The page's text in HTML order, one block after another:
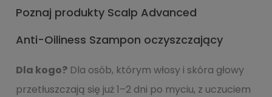
Poznaj produkty Scalp Advanced
Anti-Oiliness Szampon oczyszczający
Dla kogo? Dla osób, którym włosy i skóra głowy
przetłuszczają się już 1–2 dni po myciu, z uczuciem